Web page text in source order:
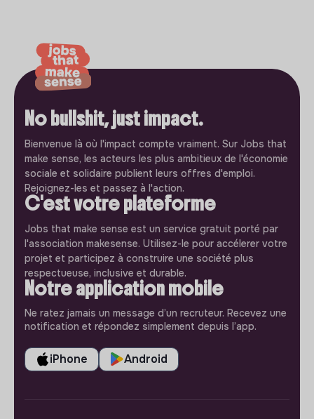
No bullshit, just impact.
Bienvenue là où l'impact compte vraiment. Sur Jobs that
make sense, les acteurs les plus ambitieux de l'économie
sociale et solidaire publient leurs offres d'emploi.
Rejoignez-les et passez à l'action.
C'est votre plateforme
Jobs that make sense est un service gratuit porté par
l'association makesense. Utilisez-le pour accélerer votre
projet et participez à construire une société plus
respectueuse, inclusive et durable.
Notre application mobile
Ne ratez jamais un message d’un recruteur. Recevez une
notification et répondez simplement depuis l’app.
iPhone Android